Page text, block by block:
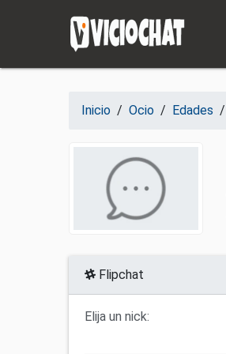
Inicio / Ocio / Edades /
Flipchat
Elija un nick: